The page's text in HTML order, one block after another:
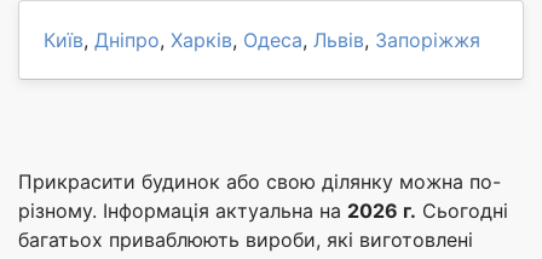
Київ, Дніпро, Харків, Одеса, Львів, Запоріжжя
Прикрасити будинок або свою ділянку можна по-
різному. Інформація актуальна на 2026 г. Сьогодні
багатьох приваблюють вироби, які виготовлені